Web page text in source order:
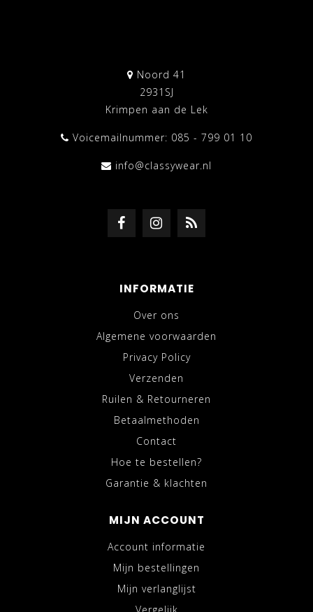
Noord 41
2931SJ
Krimpen aan de Lek
Voicemailnummer: 085 - 799 01 10
info@classywear.nl
INFORMATIE
Over ons
Algemene voorwaarden
Privacy Policy
Verzenden
Ruilen & Retourneren
Betaalmethoden
Contact
Hoe te bestellen?
Garantie & klachten
MIJN ACCOUNT
Account informatie
Mijn bestellingen
Mijn verlanglijst